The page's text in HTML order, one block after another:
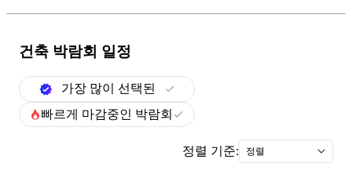
건축 박람회 일정
가장 많이 선택된
빠르게 마감중인 박람회
정렬 기준: 정렬